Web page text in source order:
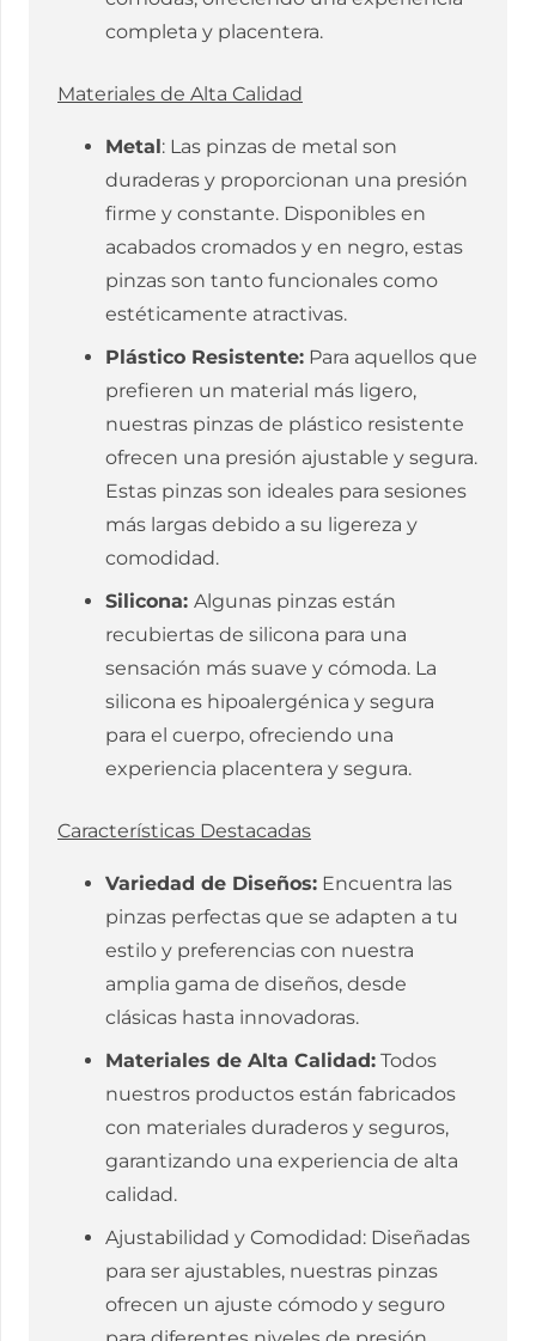
completa y placentera.
Materiales de Alta Calidad
Metal: Las pinzas de metal son
duraderas y proporcionan una presión
firme y constante. Disponibles en
acabados cromados y en negro, estas
pinzas son tanto funcionales como
estéticamente atractivas.
Plástico Resistente: Para aquellos que
prefieren un material más ligero,
nuestras pinzas de plástico resistente
ofrecen una presión ajustable y segura.
Estas pinzas son ideales para sesiones
más largas debido a su ligereza y
comodidad.
Silicona: Algunas pinzas están
recubiertas de silicona para una
sensación más suave y cómoda. La
silicona es hipoalergénica y segura
para el cuerpo, ofreciendo una
experiencia placentera y segura.
Características Destacadas
Variedad de Diseños: Encuentra las
pinzas perfectas que se adapten a tu
estilo y preferencias con nuestra
amplia gama de diseños, desde
clásicas hasta innovadoras.
Materiales de Alta Calidad: Todos
nuestros productos están fabricados
con materiales duraderos y seguros,
garantizando una experiencia de alta
calidad.
Ajustabilidad y Comodidad: Diseñadas
para ser ajustables, nuestras pinzas
ofrecen un ajuste cómodo y seguro